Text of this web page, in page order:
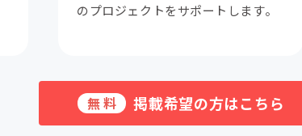
のプロジェクトをサポートします。
無料 掲載希望の方はこちら